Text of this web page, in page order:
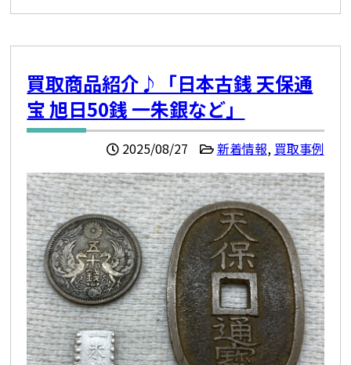
買取商品紹介♪「日本古銭 天保通
宝 旭日50銭 一朱銀など」
2025/08/27 新着情報, 買取事例